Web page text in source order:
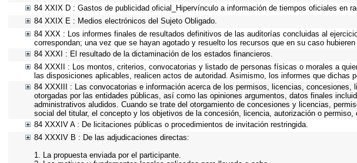
84 XXIX D : Gastos de publicidad oficial_Hipervínculo a información de tiempos oficiales en
84 XXIX E : Medios electrónicos del Sujeto Obligado.
84 XXX : Los informes finales de resultados definitivos de las auditorías concluidas al
correspondan; una vez que se hayan agotado y resuelto los recursos que en su caso
84 XXXI : El resultado de la dictaminación de los estados financieros.
84 XXXII : Los montos, criterios, convocatorias y listado de personas físicas o morales a
las disposiciones aplicables, realicen actos de autoridad. Asimismo, los informes que dichas
84 XXXIII : Las convocatorias e información acerca de los permisos, licencias,
otorgadas por las entidades públicas, así como las opiniones argumentos, datos finales
administrativos aludidos. Cuando se trate del otorgamiento de concesiones y licencias,
social del titular, el concepto y los objetivos de la concesión, licencia, autorización o
84 XXXIV A : De licitaciones públicas o procedimientos de invitación restringida.
84 XXXIV B : De las adjudicaciones directas:
1. La propuesta enviada por el participante.